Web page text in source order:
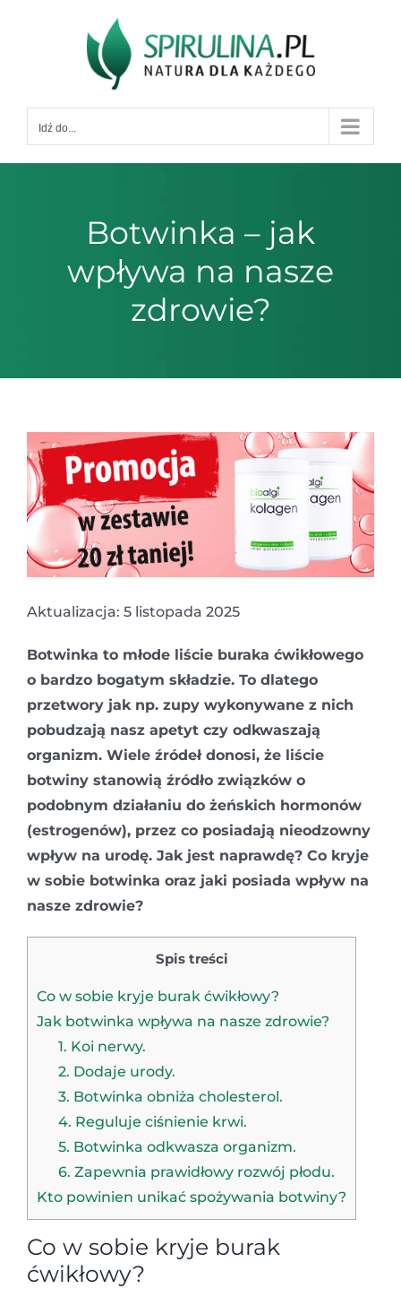
Idź do...
Botwinka – jak
wpływa na nasze
zdrowie?
Aktualizacja: 5 listopada 2025
Botwinka to młode liście buraka ćwikłowego
o bardzo bogatym składzie. To dlatego
przetwory jak np. zupy wykonywane z nich
pobudzają nasz apetyt czy odkwaszają
organizm. Wiele źródeł donosi, że liście
botwiny stanowią źródło związków o
podobnym działaniu do żeńskich hormonów
(estrogenów), przez co posiadają nieodzowny
wpływ na urodę. Jak jest naprawdę? Co kryje
w sobie botwinka oraz jaki posiada wpływ na
nasze zdrowie?
Spis treści
Co w sobie kryje burak ćwikłowy?
Jak botwinka wpływa na nasze zdrowie?
1. Koi nerwy.
2. Dodaje urody.
3. Botwinka obniża cholesterol.
4. Reguluje ciśnienie krwi.
5. Botwinka odkwasza organizm.
6. Zapewnia prawidłowy rozwój płodu.
Kto powinien unikać spożywania botwiny?
Co w sobie kryje burak
ćwikłowy?